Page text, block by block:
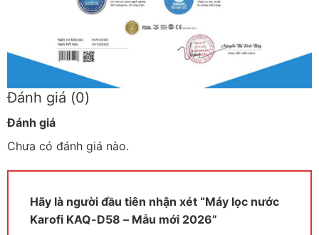
Đánh giá (0)
Đánh giá
Chưa có đánh giá nào.
Hãy là người đầu tiên nhận xét “Máy lọc nước
Karofi KAQ-D58 – Mẫu mới 2026”